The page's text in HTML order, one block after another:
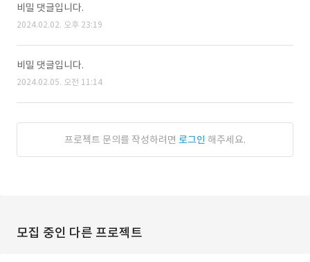
비밀 댓글입니다.
2024.02.02. 오후 23:19
비밀 댓글입니다.
2024.02.05. 오전 11:14
프로젝트 문의를 작성하려면 로그인 해주세요.
모집 중인 다른 프로젝트